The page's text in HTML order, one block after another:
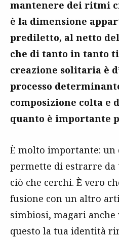
mantenere dei ritmi
è la dimensione
prediletto, al netto
che di tanto in tanto ti
creazione solitaria è
processo
composizione colta e
quanto è importante
È molto importante:
permette di estrarre da
ciò che cerchi. È vero
fusione con un altro
simbiosi, magari
questo la tua identità